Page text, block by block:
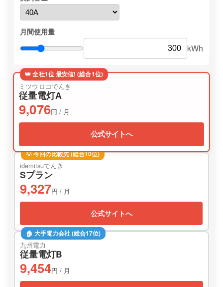
月間使用量
kWh
👑 全社1位 最安値! (総合1位)
ミツウロコでんき
従量電灯A
9,076円 / 月
公式サイトへ
💡 今回の比較先 (総合10位)
idemitsuでんき
Sプラン
9,327円 / 月
公式サイトへ
🏠 大手電力会社 (総合17位)
九州電力
従量電灯B
9,454円 / 月